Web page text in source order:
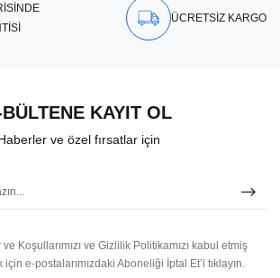
ÜCRETSİZ KARGO
BÜLTENE KAYIT OL
ve özel fırsatlar için
Koşullarımızı ve Gizlilik Politikamızı kabul etmiş
için e-postalarımızdaki Aboneliği İptal Et’i tıklayın.